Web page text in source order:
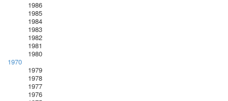
1986
1985
1984
1983
1982
1981
1980
1970
1979
1978
1977
1976